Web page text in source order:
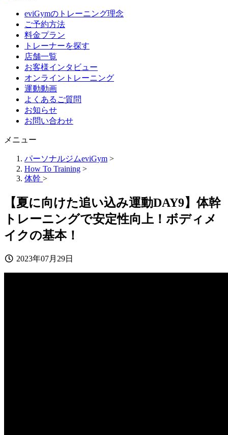
eviGymのトレーニング理念
ご予約方法
料金プラン
トレーナーを探す
店舗一覧
お客様インタビュー
オンライントレーニング
運動動画
よくあるご質問
お知らせ
お問い合わせ
メニュー
パーソナルジムeviGym >
How To Training >
体幹 >
【夏に向けた追い込み運動DAY9】体幹
トレーニングで安定性向上！ボディメ
イクの基本！
2023年07月29日